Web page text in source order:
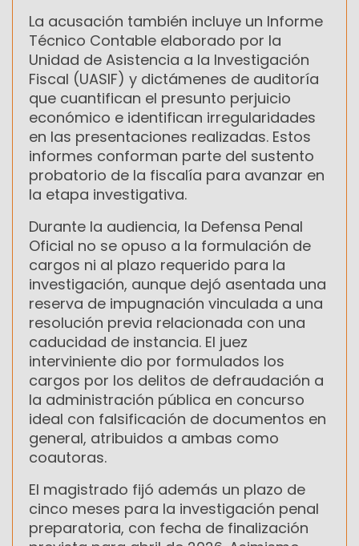
La acusación también incluye un Informe
Técnico Contable elaborado por la
Unidad de Asistencia a la Investigación
Fiscal (UASIF) y dictámenes de auditoría
que cuantifican el presunto perjuicio
económico e identifican irregularidades
en las presentaciones realizadas. Estos
informes conforman parte del sustento
probatorio de la fiscalía para avanzar en
la etapa investigativa.
Durante la audiencia, la Defensa Penal
Oficial no se opuso a la formulación de
cargos ni al plazo requerido para la
investigación, aunque dejó asentada una
reserva de impugnación vinculada a una
resolución previa relacionada con una
caducidad de instancia. El juez
interviniente dio por formulados los
cargos por los delitos de defraudación a
la administración pública en concurso
ideal con falsificación de documentos en
general, atribuidos a ambas como
coautoras.
El magistrado fijó además un plazo de
cinco meses para la investigación penal
preparatoria, con fecha de finalización